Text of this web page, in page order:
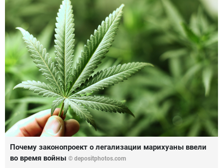
Почему законопроект о легализации марихуаны ввели
во время войны © depositphotos.com